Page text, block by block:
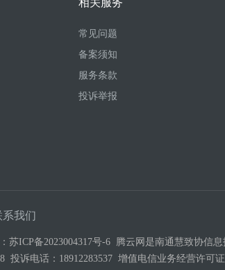
相关服务
常见问题
备案须知
服务条款
投诉举报
系我们
苏ICP备2023004317号-6 腾云网是南通慧致协信
投诉电话：18912283537 增值电信业务经营许可证